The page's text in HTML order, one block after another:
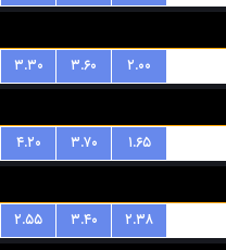
۲.۰۰ ۳.۶۰
۳.۳۰
۱.۶۵ ۳.۷۰
۴.۲۰
۲.۳۸ ۳.۴۰
۲.۵۵